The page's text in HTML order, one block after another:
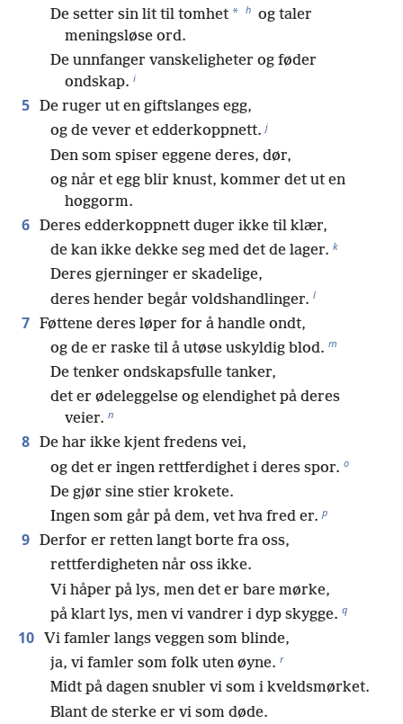
De setter sin lit til tomhet * h og taler
meningsløse ord.
De unnfanger vanskeligheter og føder
ondskap. i
5 De ruger ut en giftslanges egg,
og de vever et edderkoppnett. j
Den som spiser eggene deres, dør,
og når et egg blir knust, kommer det ut en
hoggorm.
6 Deres edderkoppnett duger ikke til klær,
de kan ikke dekke seg med det de lager. k
Deres gjerninger er skadelige,
deres hender begår voldshandlinger. l
7 Føttene deres løper for å handle ondt,
og de er raske til å utøse uskyldig blod. m
De tenker ondskapsfulle tanker,
det er ødeleggelse og elendighet på deres
veier. n
8 De har ikke kjent fredens vei,
og det er ingen rettferdighet i deres spor. o
De gjør sine stier krokete.
Ingen som går på dem, vet hva fred er. p
9 Derfor er retten langt borte fra oss,
rettferdigheten når oss ikke.
Vi håper på lys, men det er bare mørke,
på klart lys, men vi vandrer i dyp skygge. q
10 Vi famler langs veggen som blinde,
ja, vi famler som folk uten øyne. r
Midt på dagen snubler vi som i kveldsmørket.
Blant de sterke er vi som døde.